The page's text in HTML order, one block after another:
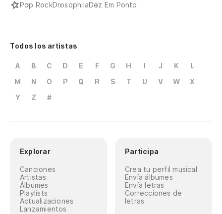
Pop RockDrosophilaDez Em Ponto
Todos los artistas
A B C D E F G H I J K
L
M
N O P Q R S T U V W
X
Y
Z #
Explorar
Canciones
Artistas
Álbumes
Playlists
Actualizaciones
Lanzamientos
Participa
Crea tu perfil musical
Envía álbumes
Envía letras
Correcciones de
letras